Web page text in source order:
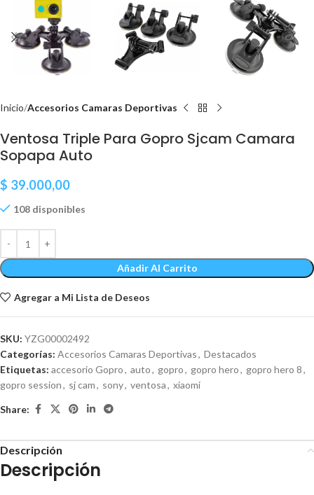
Inicio Accesorios Camaras Deportivas
Ventosa Triple Para Gopro Sjcam Camara
Sopapa Auto
$ 39.000,00
108 disponibles
Añadir Al Carrito
Agregar a Mi Lista de Deseos
SKU: YZG00002492
Categorías: Accesorios Camaras Deportivas, Destacados
Etiquetas: accesorio Gopro, auto, gopro, gopro hero, gopro hero 8,
gopro session, sj cam, sony, ventosa, xiaomi
Share:
Descripción
Descripción